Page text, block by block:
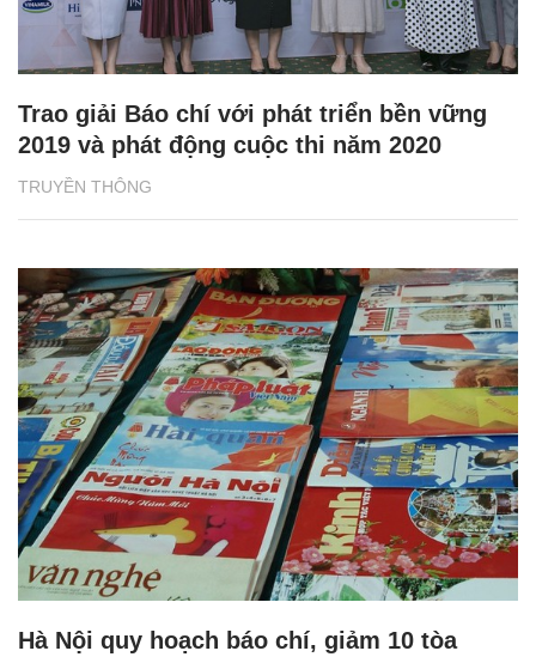
TRUYỀN THÔNG
Trao giải Báo chí với phát triển bền vững
2019 và phát động cuộc thi năm 2020
Hà Nội quy hoạch báo chí, giảm 10 tòa